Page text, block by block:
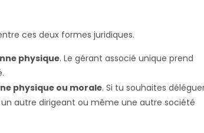
ces deux formes juridiques.
physique. Le gérant associé unique prend
physique ou morale. Si tu souhaites
autre dirigeant ou même une autre société